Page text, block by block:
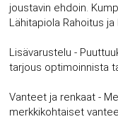
joustavin ehdoin.
Lähitapiola Rahoitus
Lisävarustelu -
tarjous optimoinnista
Vanteet ja renkaat -
merkkikohtaiset